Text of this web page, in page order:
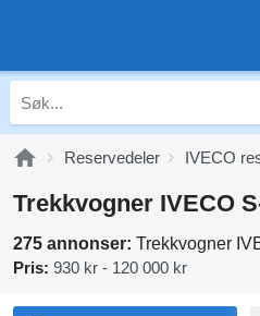
Reservedeler IVECO
Trekkvogner IVECO
275 annonser: Trekkvogner
Pris: 930 kr - 120 000 kr